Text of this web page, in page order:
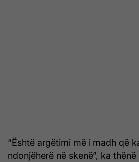
“Është argëtimi më i madh që
ndonjëherë në skenë”, ka